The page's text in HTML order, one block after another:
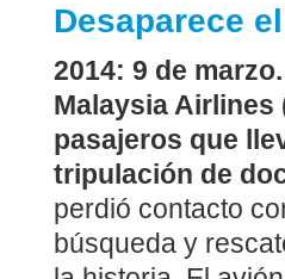
Desaparece
2014: 9 de
Malaysia
pasajeros que
tripulación de
perdió contacto
búsqueda y